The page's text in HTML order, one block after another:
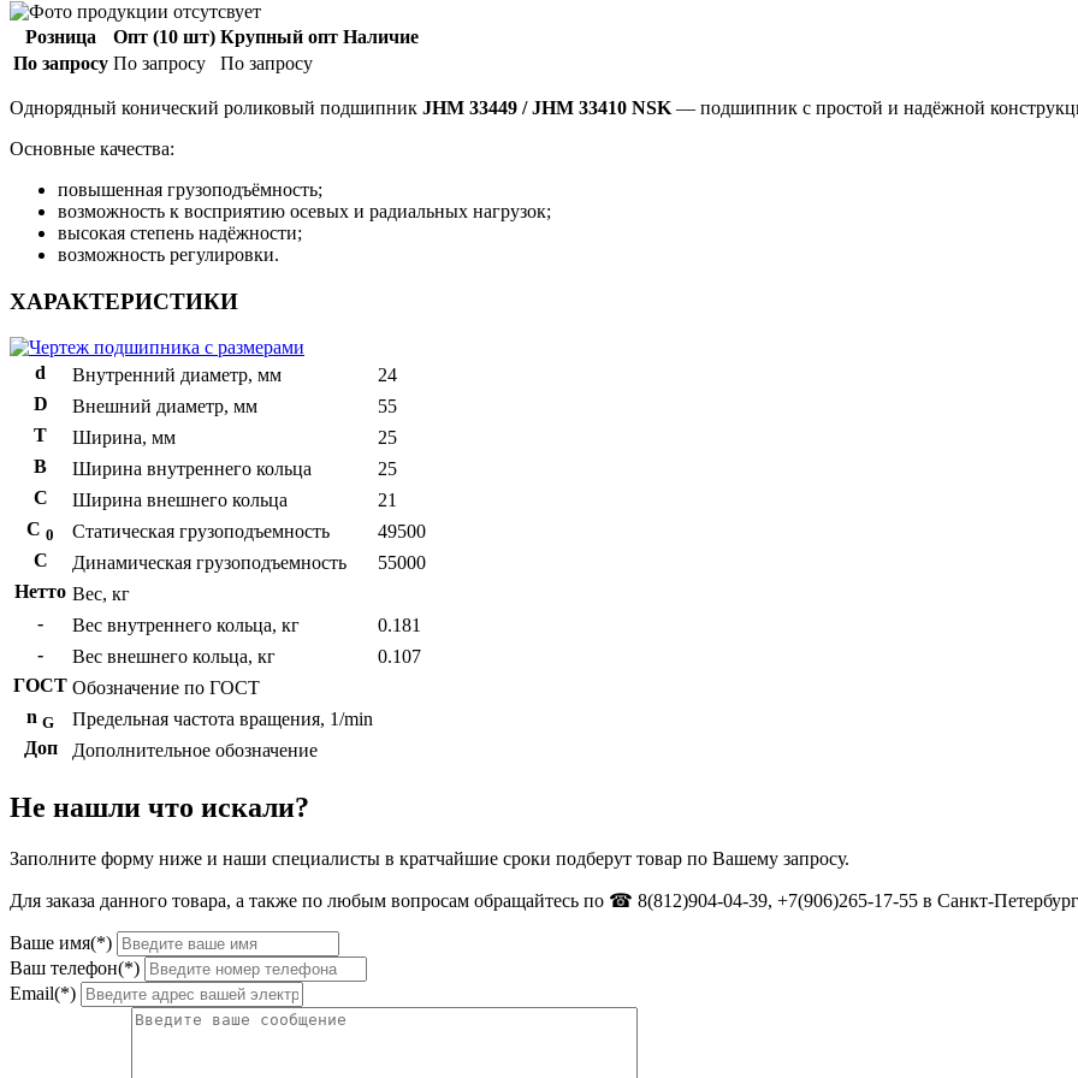
Розница Опт (10 шт) Крупный опт Наличие
По запросу По запросу По запросу
Однорядный конический роликовый подшипник JHM 33449 / JHM 33410 NSK — подшипник с простой и надёжной
Основные качества:
повышенная грузоподъёмность;
возможность к восприятию осевых и радиальных нагрузок;
высокая степень надёжности;
возможность регулировки.
ХАРАКТЕРИСТИКИ
d Внутренний диаметр, мм
24
D
Внешний диаметр, мм
55
T
Ширина, мм
25
B
Ширина внутреннего кольца
25
С
Ширина внешнего кольца
21
С 0 Статическая грузоподъемность
49500
C
Динамическая грузоподъемность
55000
Нетто Вес, кг
-
Вес внутреннего кольца, кг
0.181
-
Вес внешнего кольца, кг
0.107
ГОСТ Обозначение по ГОСТ
n G
Предельная частота вращения, 1/min
Доп
Дополнительное обозначение
Не нашли что искали?
Заполните форму ниже и наши специалисты в кратчайшие сроки подберут товар по Вашему запросу.
Для заказа данного товара, а также по любым вопросам обращайтесь по ☎ 8(812)904-04-39, +7(906)265-17-55 в Санкт-
Ваше имя(*)
Ваш телефон(*)
Email(*)